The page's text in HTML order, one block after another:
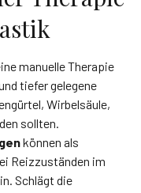
manuelle Therapie
tiefer gelegene
Wirbelsäule,
sollten.
können als
Reizzuständen im
Schlägt die